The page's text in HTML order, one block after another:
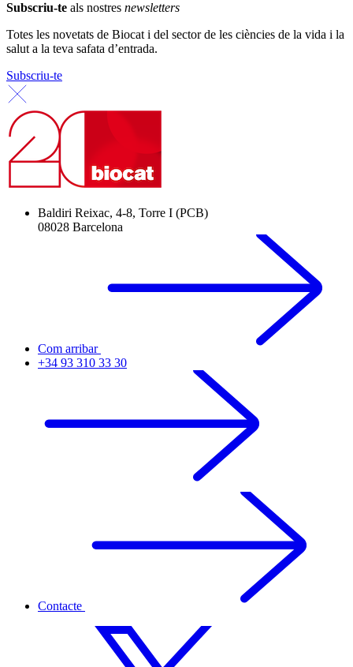
Subscriu-te als nostres newsletters
Totes les novetats de Biocat i del sector de les ciències de la vida i la
salut a la teva safata d’entrada.
Subscriu-te
Baldiri Reixac, 4-8, Torre I (PCB)
08028 Barcelona
Com arribar
+34 93 310 33 30
Contacte